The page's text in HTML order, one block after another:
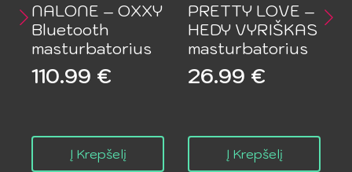
NALONE – OXXY
Bluetooth
masturbatorius
110.99 €
Į Krepšelį
PRETTY LOVE –
HEDY VYRIŠKAS
masturbatorius
26.99 €
Į Krepšelį